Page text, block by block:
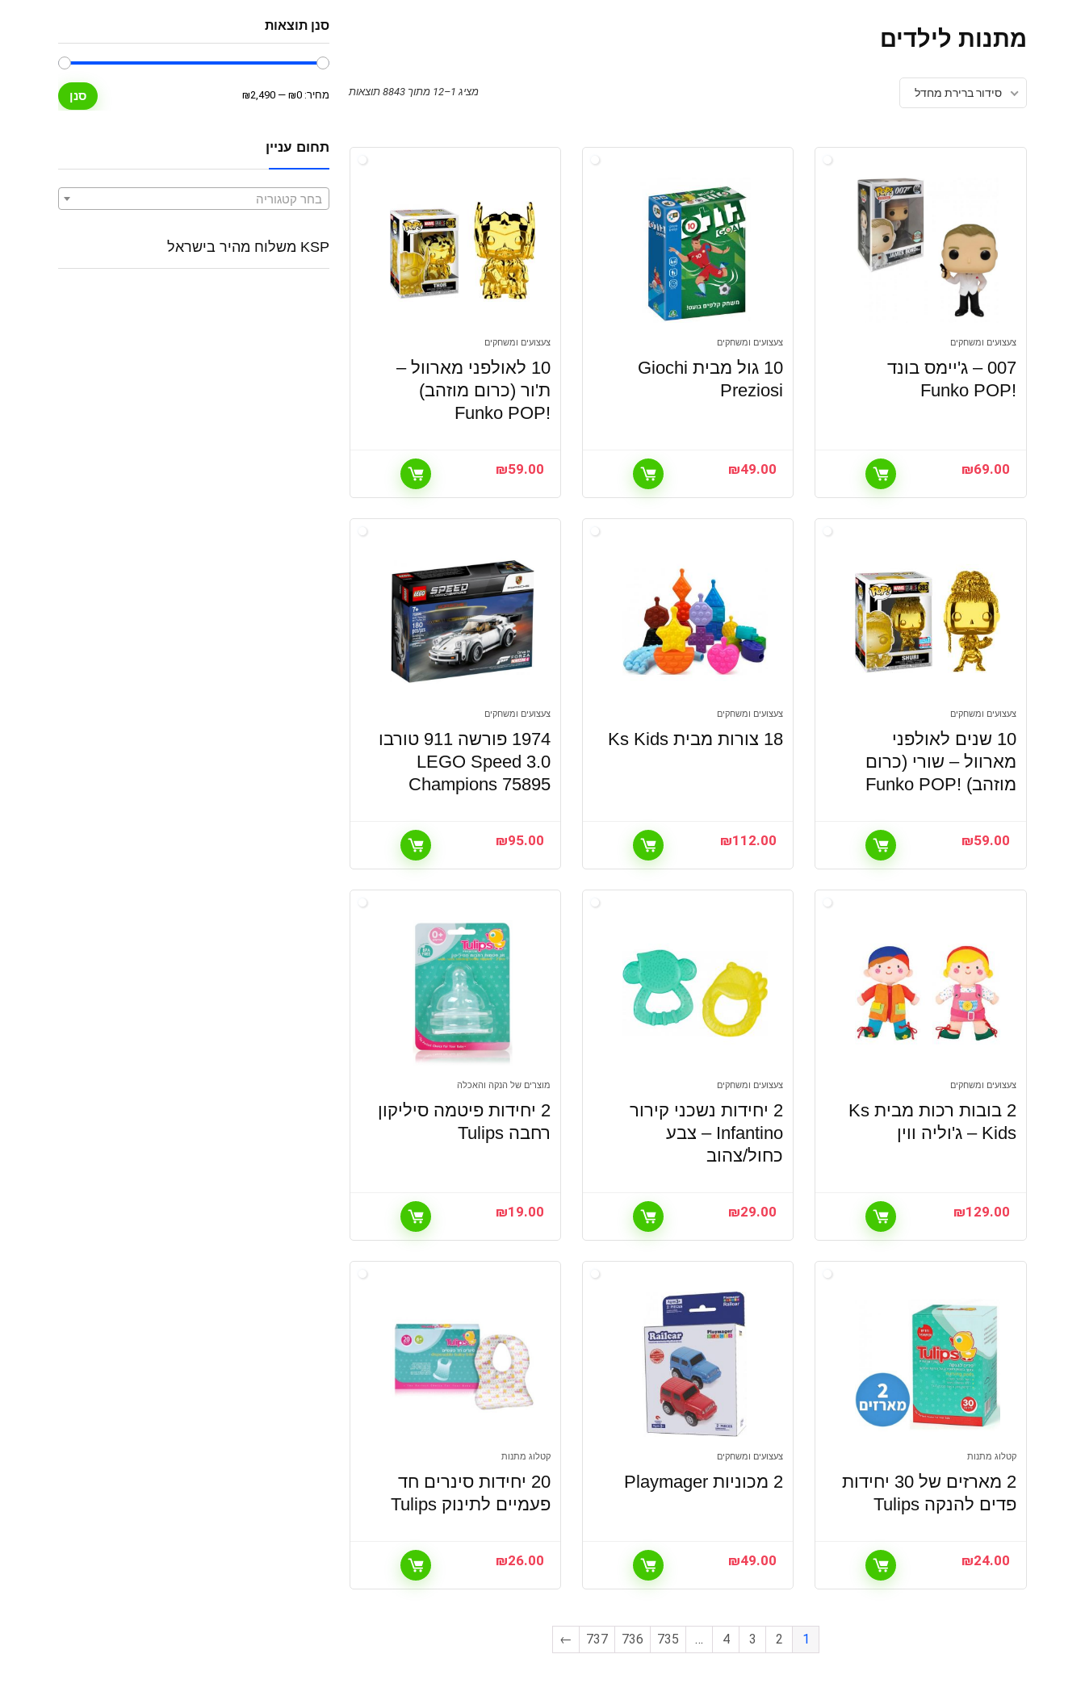
מתנות לילדים
מציג 1–12 מתוך 8843 תוצאות סידור ברירת מחדל
צעצועים ומשחקים
007 – ג'יימס בונד
!Funko POP
₪69.00
צעצועים ומשחקים
10 גול מבית Giochi
Preziosi
₪49.00
צעצועים ומשחקים
10 לאולפני מארוול –
ת'ור (כרום מוזהב)
!Funko POP
₪59.00
צעצועים ומשחקים
10 שנים לאולפני
מארוול – שורי (כרום
מוזהב) !Funko POP
₪59.00
צעצועים ומשחקים
18 צורות מבית Ks Kids
₪112.00
צעצועים ומשחקים
1974 פורשה 911 טורבו
3.0 LEGO Speed
Champions 75895
₪95.00
צעצועים ומשחקים
2 בובות רכות מבית Ks
Kids – ג'וליה ווין
₪129.00
צעצועים ומשחקים
2 יחידות נשכני קירור
Infantino – צבע
כחול/צהוב
₪29.00
מוצרים של הנקה והאכלה
2 יחידות פיטמה סיליקון
רחבה Tulips
₪19.00
קטלוג מתנות
2 מארזים של 30 יחידות
פדים להנקה Tulips
₪24.00
צעצועים ומשחקים
2 מכוניות Playmager
₪49.00
קטלוג מתנות
20 יחידות סינרים חד
פעמיים לתינוק Tulips
₪26.00
1
2
3
4
…
735
736
737
←
סנן תוצאות
מחיר
מחיר סנן מחיר: ₪0
—
₪2,490
תחום עניין
בחר קטגוריה
KSP משלוח מהיר בישראל